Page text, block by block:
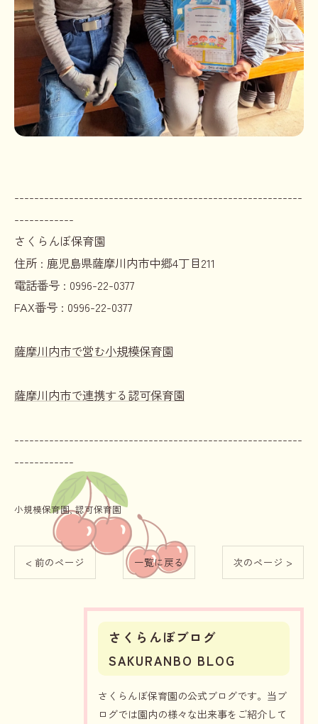
----------------------------------------------------------
------------
さくらんぼ保育園
住所 : 鹿児島県薩摩川内市中郷4丁目211
電話番号 : 0996-22-0377
FAX番号 : 0996-22-0377
薩摩川内市で営む小規模保育園
薩摩川内市で連携する認可保育園
----------------------------------------------------------
------------
小規模保育園 認可保育園
< 前のページ 一覧に戻る 次のページ >
さくらんぼブログ
SAKURANBO BLOG
さくらんぼ保育園の公式ブログです。当ブ
ログでは園内の様々な出来事をご紹介して